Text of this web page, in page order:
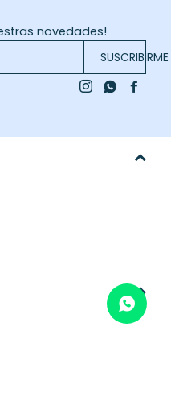
novedades!
SUSCRIBIRME

 